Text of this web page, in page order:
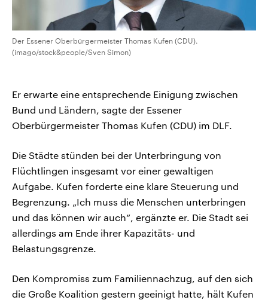
Der Essener Oberbürgermeister Thomas Kufen (CDU).
(imago/stock&people/Sven Simon)
Er erwarte eine entsprechende Einigung zwischen
Bund und Ländern, sagte der Essener
Oberbürgermeister Thomas Kufen (CDU) im DLF.
Die Städte stünden bei der Unterbringung von
Flüchtlingen insgesamt vor einer gewaltigen
Aufgabe. Kufen forderte eine klare Steuerung und
Begrenzung. „Ich muss die Menschen unterbringen
und das können wir auch“, ergänzte er. Die Stadt sei
allerdings am Ende ihrer Kapazitäts- und
Belastungsgrenze.
Den Kompromiss zum Familiennachzug, auf den sich
die Große Koalition gestern geeinigt hatte, hält Kufen